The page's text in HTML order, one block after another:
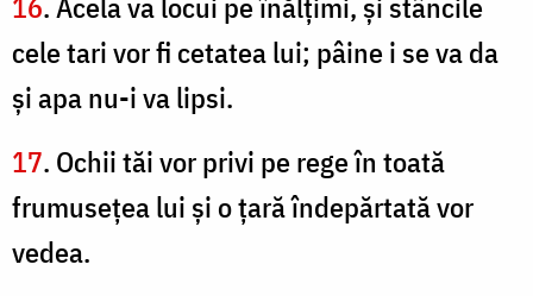
16. Acela va locui pe înălţimi, şi stâncile
cele tari vor fi cetatea lui; pâine i se va da
şi apa nu-i va lipsi.
17. Ochii tăi vor privi pe rege în toată
frumuseţea lui şi o ţară îndepărtată vor
vedea.